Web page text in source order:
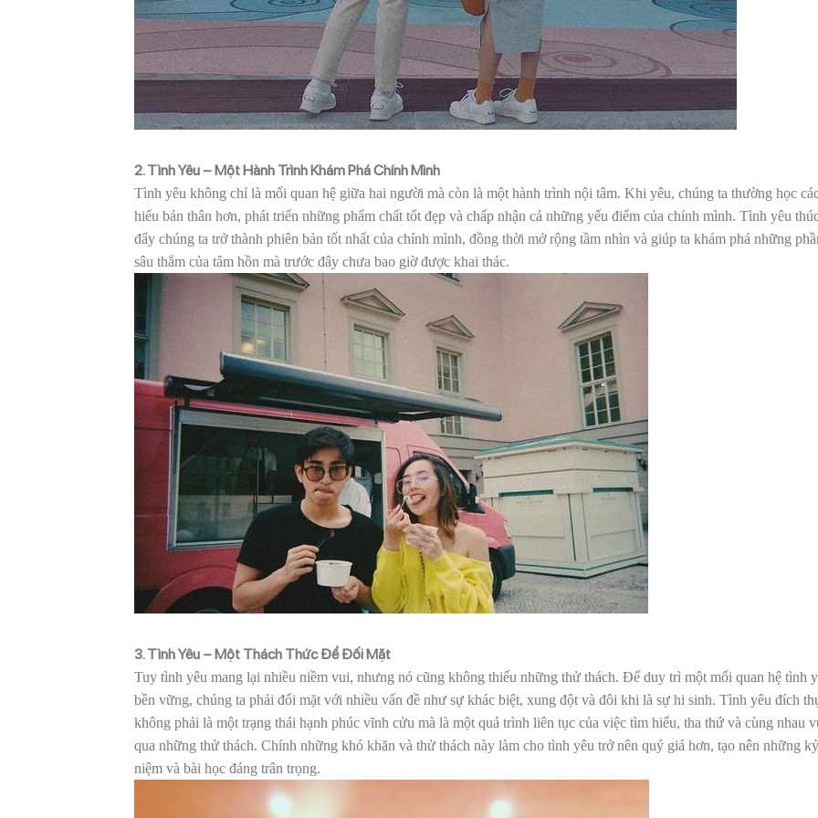
2. Tình Yêu – Một Hành Trình Khám Phá Chính Mình
Tình yêu không chỉ là mối quan hệ giữa hai người mà còn là một hành trình nội tâm. Khi yêu, chúng ta thường học
hiểu bản thân hơn, phát triển những phẩm chất tốt đẹp và chấp nhận cả những yếu điểm của chính mình. Tình yêu
đẩy chúng ta trở thành phiên bản tốt nhất của chính mình, đồng thời mở rộng tầm nhìn và giúp ta khám phá những
sâu thẳm của tâm hồn mà trước đây chưa bao giờ được khai thác.
3. Tình Yêu – Một Thách Thức Để Đối Mặt
Tuy tình yêu mang lại nhiều niềm vui, nhưng nó cũng không thiếu những thử thách. Để duy trì một mối quan hệ tình
bền vững, chúng ta phải đối mặt với nhiều vấn đề như sự khác biệt, xung đột và đôi khi là sự hi sinh. Tình yêu đích
không phải là một trạng thái hạnh phúc vĩnh cửu mà là một quá trình liên tục của việc tìm hiểu, tha thứ và cùng nhau
qua những thử thách. Chính những khó khăn và thử thách này làm cho tình yêu trở nên quý giá hơn, tạo nên những kỷ
niệm và bài học đáng trân trọng.